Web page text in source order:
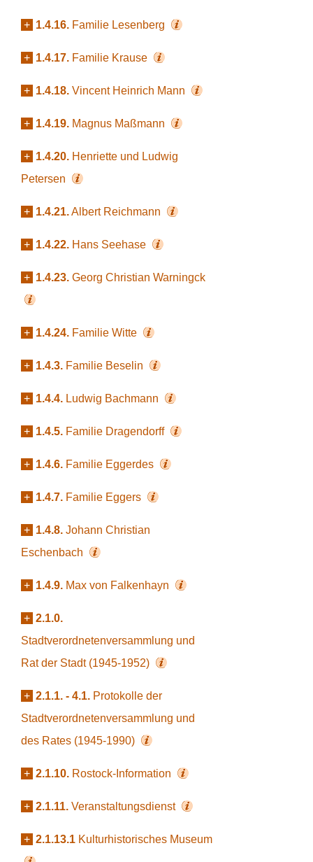
+ 1.4.16. Familie Lesenberg
+ 1.4.17. Familie Krause
+ 1.4.18. Vincent Heinrich Mann
+ 1.4.19. Magnus Maßmann
+ 1.4.20. Henriette und Ludwig
Petersen
+ 1.4.21.Albert Reichmann
+ 1.4.22. Hans Seehase
+ 1.4.23. Georg Christian Warningck
+ 1.4.24. Familie Witte
+ 1.4.3. Familie Beselin
+ 1.4.4. Ludwig Bachmann
+ 1.4.5. Familie Dragendorff
+ 1.4.6. Familie Eggerdes
+ 1.4.7. Familie Eggers
+ 1.4.8. Johann Christian
Eschenbach
+ 1.4.9. Max von Falkenhayn
+ 2.1.0.
Stadtverordnetenversammlung und
Rat der Stadt (1945-1952)
+ 2.1.1. - 4.1. Protokolle der
Stadtverordnetenversammlung und
des Rates (1945-1990)
+ 2.1.10. Rostock-Information
+ 2.1.11. Veranstaltungsdienst
+ 2.1.13.1 Kulturhistorisches Museum